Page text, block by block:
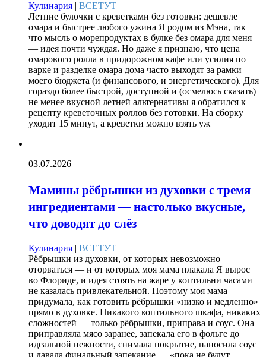
Кулинария | ВСЕТУТ
Летние булочки с креветками без готовки: дешевле
омара и быстрее любого ужина Я родом из Мэна, так
что мысль о морепродуктах в булке без омара для меня
— идея почти чуждая. Но даже я признаю, что цена
омарового ролла в придорожном кафе или усилия по
варке и разделке омара дома часто выходят за рамки
моего бюджета (и финансового, и энергетического). Для
гораздо более быстрой, доступной и (осмелюсь сказать)
не менее вкусной летней альтернативы я обратился к
рецепту креветочных роллов без готовки. На сборку
уходит 15 минут, а креветки можно взять уж
03.07.2026
Мамины рёбрышки из духовки с тремя
ингредиентами — настолько вкусные,
что доводят до слёз
Кулинария | ВСЕТУТ
Рёбрышки из духовки, от которых невозможно
оторваться — и от которых моя мама плакала Я вырос
во Флориде, и идея стоять на жаре у коптильни часами
не казалась привлекательной. Поэтому моя мама
придумала, как готовить рёбрышки «низко и медленно»
прямо в духовке. Никакого коптильного шкафа, никаких
сложностей — только рёбрышки, приправа и соус. Она
приправляла мясо заранее, запекала его в фольге до
идеальной нежности, снимала покрытие, наносила соус
и давала финальный запекание — «пока не будут